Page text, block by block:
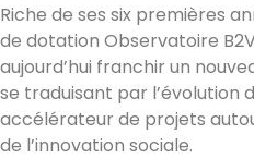
Riche de ses six premières
de dotation Observatoire
aujourd’hui franchir un
se traduisant par l’évolution
accélérateur de projets
de l’innovation sociale.